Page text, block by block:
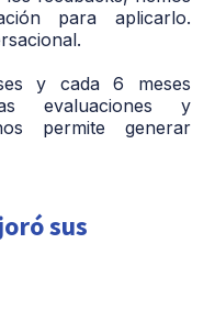
para aplicarlo.
y cada 6 meses
evaluaciones y
permite generar
sus